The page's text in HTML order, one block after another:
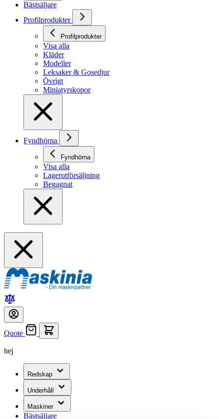
Bästsäljare
Profilprodukter
Profilprodukter
Visa alla
Kläder
Modeller
Leksaker & Gosedjur
Övrigt
Miniatyrskopor
Fyndhörna
Fyndhörna
Visa alla
Lagerutförsäljning
Begagnat
Quote
hej
Redskap
Underhåll
Maskiner
Bästsäljare